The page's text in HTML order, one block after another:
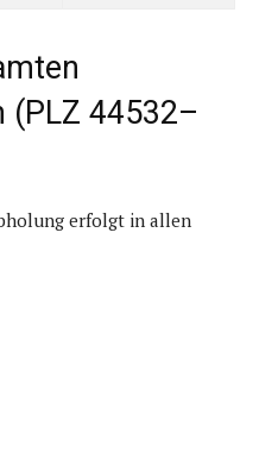
(PLZ 44532–
erfolgt in allen